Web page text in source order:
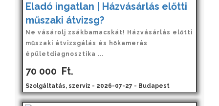
Eladó ingatlan | Házvásárlás előtti
műszaki átvizsg?
Ne vásárolj zsákbamacskát! Házvásárlás előtti
műszaki átvizsgálás és hőkamerás
épületdiagnosztika ...
70 000 Ft.
Szolgáltatás, szervíz - 2026-07-27 - Budapest